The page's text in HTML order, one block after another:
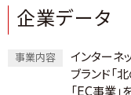
企業データ
事業内容
インターネ
ブランド「